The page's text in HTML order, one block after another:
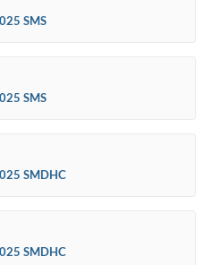
SMS
SMS
SMDHC
SMDHC